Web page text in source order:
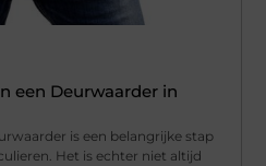
een Deurwaarder in
is een belangrijke stap
Het is echter niet altijd